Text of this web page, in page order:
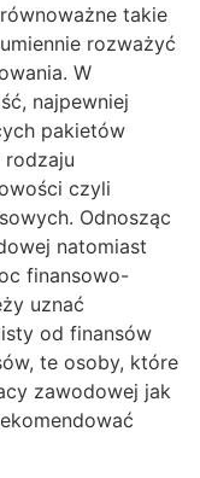
takie
rozważyć
W
najpewniej
pakietów
rodzaju
czyli
Odnosząc
natomiast
finansowo-
uznać
od finansów
te osoby, które
zawodowej jak